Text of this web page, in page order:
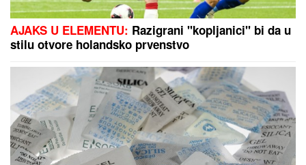
AJAKS U ELEMENTU: Razigrani "kopljanici" bi da u
stilu otvore holandsko prvenstvo